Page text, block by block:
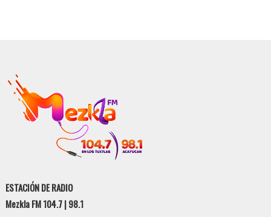
ESTACIÓN DE RADIO
Mezkla FM 104.7 | 98.1